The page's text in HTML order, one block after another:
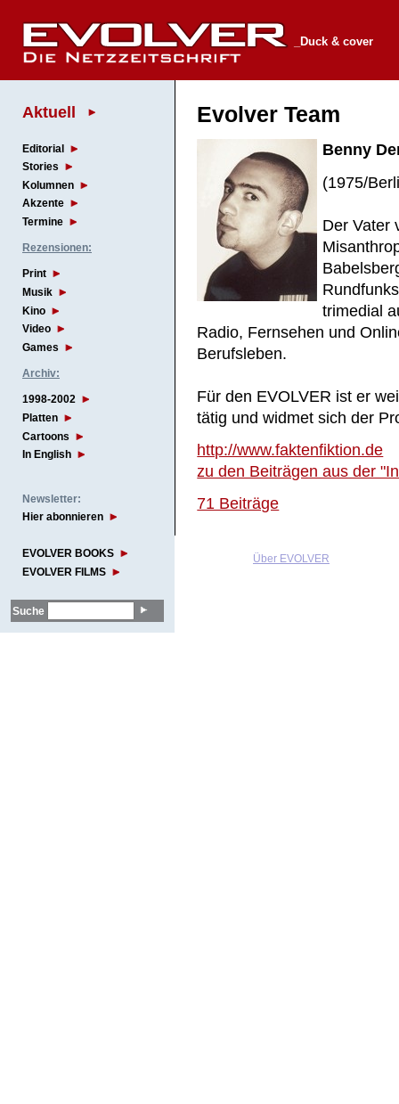
_Duck & cover
Aktuell
Editorial
Stories
Kolumnen
Akzente
Termine
Rezensionen:
Print
Musik
Kino
Video
Games
Archiv:
1998-2002
Platten
Cartoons
In English
Newsletter:
Hier abonnieren
EVOLVER BOOKS
EVOLVER FILMS
Suche
Evolver Team
Benny
(1975/
Der Vater
trimedial
Radio, Fernsehen und
Berufsleben.
Für den EVOLVER ist er
tätig und widmet sich der
http://www.faktenfiktion.de
zu den Beiträgen aus der
71 Beiträge
Über EVOLVER